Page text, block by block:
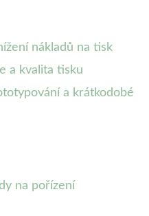
nákladů na tisk
a kvalita tisku
a krátkodobé
na pořízení